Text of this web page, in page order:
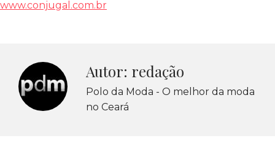
www.conjugal.com.br
Autor: redação
Polo da Moda - O melhor da moda
no Ceará